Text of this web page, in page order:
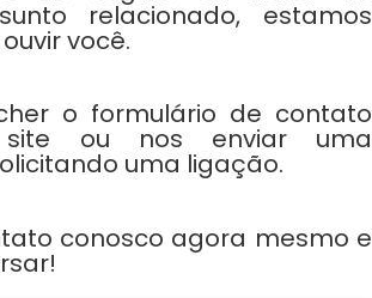
relacionado, estamos
você.
o formulário de contato
ou nos enviar uma
uma ligação.
conosco agora mesmo e